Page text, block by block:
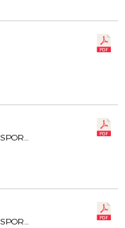
COMMISSION RÉGIONALE DES ACTIVITÉS SPORTIVES
COMMISSION RÉGIONALE DES ACTIVITÉS SPORTIVES